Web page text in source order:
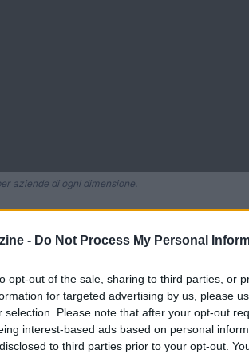
- Do Not Process My Personal
opt-out of the sale, sharing to third parties, or
for targeted advertising by us, please
selection. Please note that after your opt-out
interest-based ads based on personal
to third parties prior to your opt-out.
aziende di ogni dimensione.
POWERED BY